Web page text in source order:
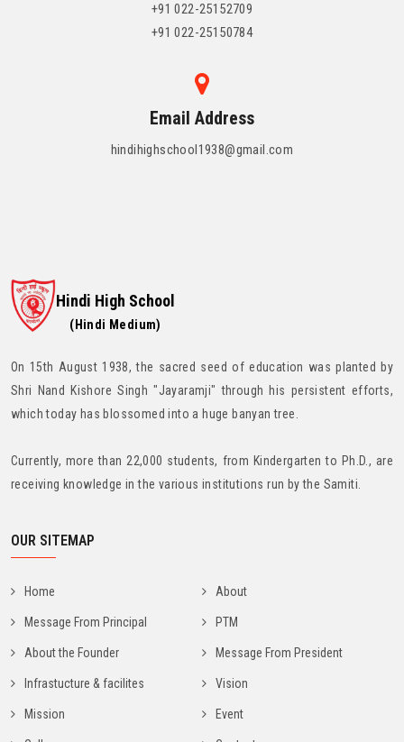
+91 022-25152709
+91 022-25150784
Email Address
hindihighschool1938@gmail.com
Hindi High School
(Hindi Medium)
On 15th August 1938, the sacred seed of education was planted by
Shri Nand Kishore Singh "Jayaramji" through his persistent efforts,
which today has blossomed into a huge banyan tree.
Currently, more than 22,000 students, from Kindergarten to Ph.D., are
receiving knowledge in the various institutions run by the Samiti.
OUR SITEMAP
Home About
Message From Principal PTM
About the Founder Message From President
Infrastucture & facilites Vision
Mission Event